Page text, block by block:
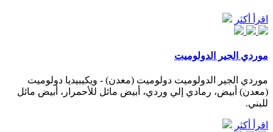
اقرأ أكثر
موردي الجير الدولوميت
موردي الجير الدولوميت دولوميت (معدن) - ويكيبيديا دولوميت
(معدن) أبيض، رمادي إلي وردي، أبيض مائل للأحمرار، أبيض مائل
للبني.
اقرأ أكثر